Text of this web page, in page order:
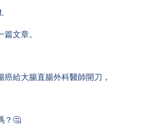
文章。
癌給大腸直腸外科醫師開刀，
？🤔